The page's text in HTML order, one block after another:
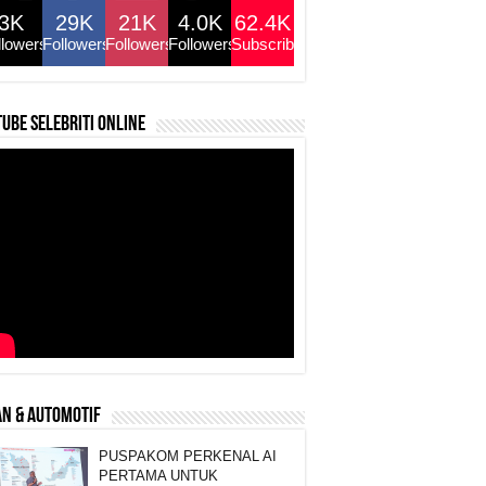
29K
Followers
21K
Followers
4.0K
Followers
62.4K
Subscribers
selebriti online
& AUTOMOTIF
PUSPAKOM PERKENAL AI
PERTAMA UNTUK